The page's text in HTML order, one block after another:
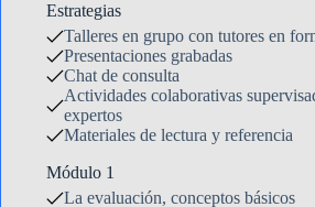
Estrategias
Talleres en grupo con tutores en
Presentaciones grabadas
Chat de consulta
Actividades colaborativas
expertos
Materiales de lectura y referencia
Módulo 1
La evaluación, conceptos básicos